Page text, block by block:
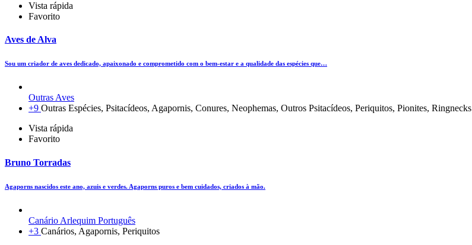
Vista rápida
Favorito
Aves de Alva
Sou um criador de aves dedicado, apaixonado e comprometido com o bem-estar e a qualidade das espécies que…
Outras Aves
+9 Outras Espécies, Psitacídeos, Agapornis, Conures, Neophemas, Outros Psitacídeos, Periquitos, Pionites, Ringnecks
Vista rápida
Favorito
Bruno Torradas
Agaporns nascidos este ano, azuis e verdes. Agaporns puros e bem cuidados, criados à mão.
Canário Arlequim Português
+3 Canários, Agapornis, Periquitos